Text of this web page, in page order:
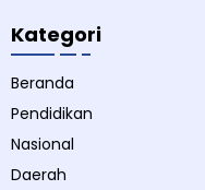
Kategori
Beranda
Pendidikan
Nasional
Daerah